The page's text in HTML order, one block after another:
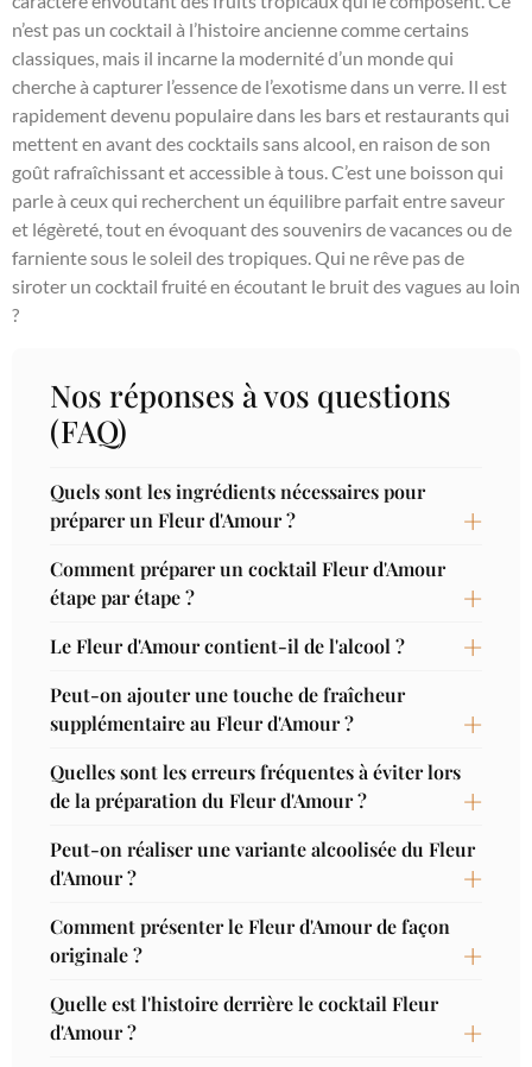
n’est pas un cocktail à l’histoire ancienne comme certains
classiques, mais il incarne la modernité d’un monde qui
cherche à capturer l’essence de l’exotisme dans un verre. Il est
rapidement devenu populaire dans les bars et restaurants qui
mettent en avant des cocktails sans alcool, en raison de son
goût rafraîchissant et accessible à tous. C’est une boisson qui
parle à ceux qui recherchent un équilibre parfait entre saveur
et légèreté, tout en évoquant des souvenirs de vacances ou de
farniente sous le soleil des tropiques. Qui ne rêve pas de
siroter un cocktail fruité en écoutant le bruit des vagues au loin
?
Nos réponses à vos questions
(FAQ)
Quels sont les ingrédients nécessaires pour
préparer un Fleur d'Amour ?
Comment préparer un cocktail Fleur d'Amour
étape par étape ?
Le Fleur d'Amour contient-il de l'alcool ?
Peut-on ajouter une touche de fraîcheur
supplémentaire au Fleur d'Amour ?
Quelles sont les erreurs fréquentes à éviter lors
de la préparation du Fleur d'Amour ?
Peut-on réaliser une variante alcoolisée du Fleur
d'Amour ?
Comment présenter le Fleur d'Amour de façon
originale ?
Quelle est l'histoire derrière le cocktail Fleur
d'Amour ?